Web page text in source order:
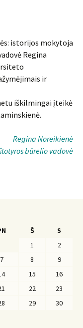
istorijos mokytoja
Regina
ir
iškilmingai įteikė
Regina Noreikienė
būrelio vadovė
Š
S
1
2
7 8
9
15
16
22
23
29
30